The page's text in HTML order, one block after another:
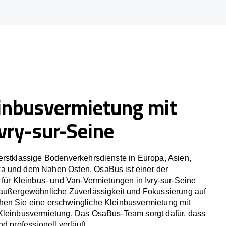
mit
sur-Seine
Bodenverkehrsdienste in Europa, Asien,
und dem Nahen Osten. OsaBus ist einer der
Kleinbus- und Van-Vermietungen in Ivry-sur-Seine
Zuverlässigkeit und Fokussierung auf
Sie eine erschwingliche Kleinbusvermietung mit
Das OsaBus-Team sorgt dafür, dass